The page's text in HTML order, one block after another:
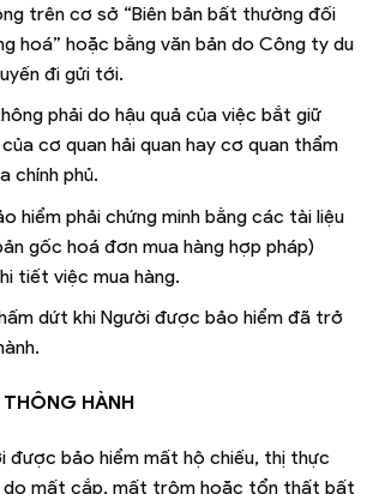
trên cơ sở “Biên bản bất thường đối
hoá” hoặc bằng văn bản do Công ty du
đi gửi tới.
phải do hậu quả của việc bắt giữ
cơ quan hải quan hay cơ quan thẩm
chính phủ.
hiểm phải chứng minh bằng các tài liệu
gốc hoá đơn mua hàng hợp pháp)
tiết việc mua hàng.
dứt khi Người được bảo hiểm đã trở
HÀNH
được bảo hiểm mất hộ chiếu, thị thực
do mất cắp, mất trộm hoặc tổn thất bất